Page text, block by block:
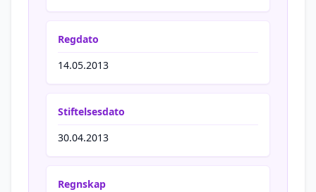
Regdato
14.05.2013
Stiftelsesdato
30.04.2013
Regnskap